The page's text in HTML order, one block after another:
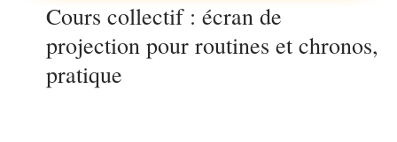
Cours collectif : écran de
projection pour routines et chronos,
pratique